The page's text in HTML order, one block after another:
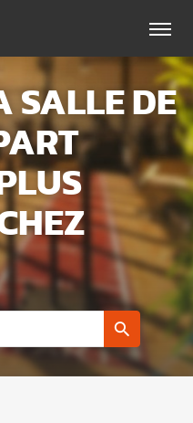
Menu
SALLE DE
UN
CLUB
L'APPART